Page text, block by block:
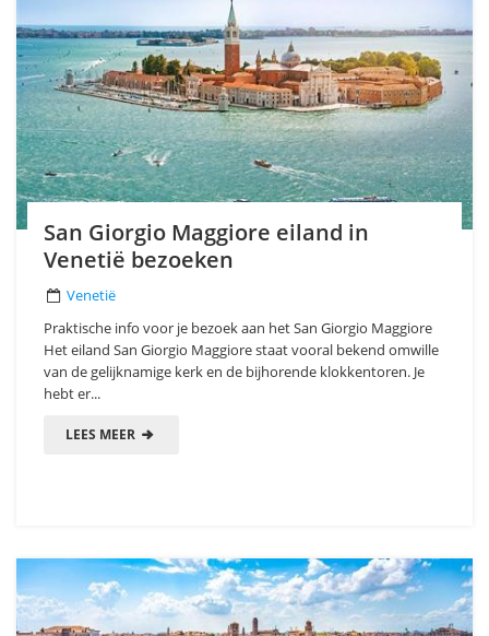
San Giorgio Maggiore eiland in
Venetië bezoeken
Venetië
Praktische info voor je bezoek aan het San Giorgio Maggiore
Het eiland San Giorgio Maggiore staat vooral bekend omwille
van de gelijknamige kerk en de bijhorende klokkentoren. Je
hebt er...
LEES MEER